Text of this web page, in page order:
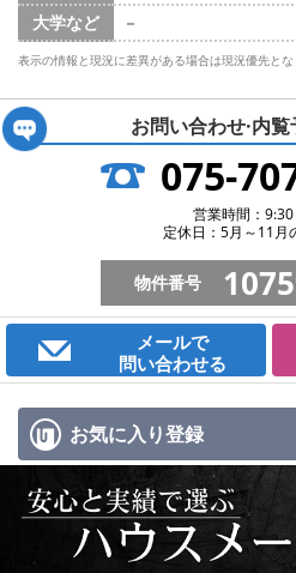
大学など
－
表示の情報と現況に差異がある場合は現況優先とな
お問い合わせ·内
075-
営業時間：
定休日：5月～11月
物件番号
メールで
問い合わせる
お気に入り登録